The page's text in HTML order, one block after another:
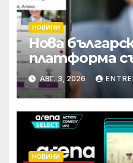
НОВИНИ
Нова
платформа
застраховки
АВГ. 3, 2026
НОВИНИ